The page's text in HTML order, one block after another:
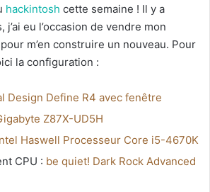
hackintosh cette semaine ! Il y a
eu l’occasion de vendre mon
pour m’en construire un nouveau. Pour
la configuration :
Design Define R4 avec fenêtre
Z87X-UD5H
Haswell Processeur Core i5-4670K
CPU : be quiet! Dark Rock Advanced